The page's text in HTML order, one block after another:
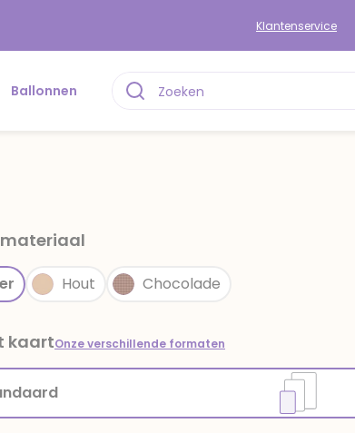
Klantenservice
Ballonnen
materiaal
Hout Chocolade
kaartOnze verschillende formaten